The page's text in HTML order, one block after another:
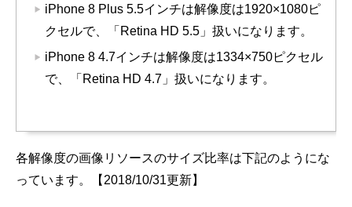
iPhone 8 Plus 5.5インチは解像度は1920×1080ピ
クセルで、「Retina HD 5.5」扱いになります。
iPhone 8 4.7インチは解像度は1334×750ピクセル
で、「Retina HD 4.7」扱いになります。
各解像度の画像リソースのサイズ比率は下記のようにな
っています。【2018/10/31更新】